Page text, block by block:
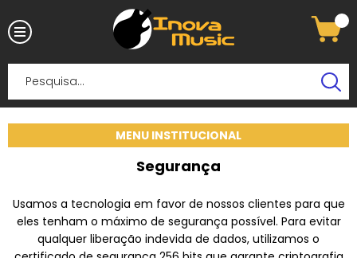
MENU INSTITUCIONAL
Segurança
Usamos a tecnologia em favor de nossos clientes para que
eles tenham o máximo de segurança possível. Para evitar
qualquer liberação indevida de dados, utilizamos o